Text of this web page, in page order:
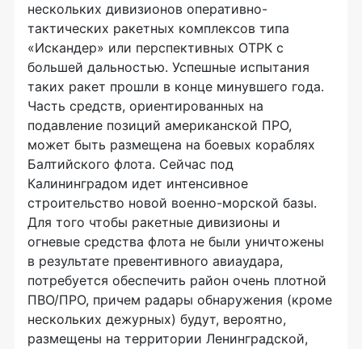
нескольких дивизионов оперативно-
тактических ракетных комплексов типа
«Искандер» или перспективных ОТРК с
большей дальностью. Успешные испытания
таких ракет прошли в конце минувшего года.
Часть средств, ориентированных на
подавление позиций американской ПРО,
может быть размещена на боевых кораблях
Балтийского флота. Сейчас под
Калининградом идет интенсивное
строительство новой военно-морской базы.
Для того чтобы ракетные дивизионы и
огневые средства флота не были уничтожены
в результате превентивного авиаудара,
потребуется обеспечить район очень плотной
ПВО/ПРО, причем радары обнаружения (кроме
нескольких дежурных) будут, вероятно,
размещены на территории Ленинградской,